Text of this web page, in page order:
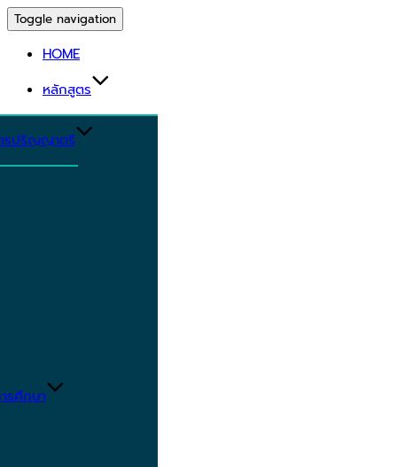
Toggle navigation
HOME
หลักสูตร
รปริญญาตรี
รศึกษา